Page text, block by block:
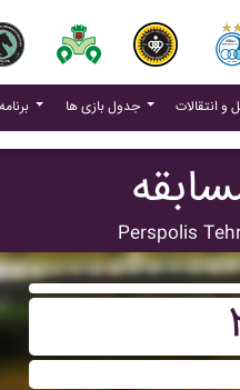
برنامه بازی ها جدول بازی ها و انتقالات
Perspolis